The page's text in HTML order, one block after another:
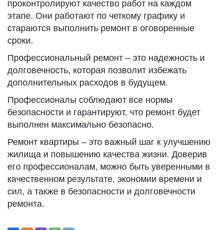
проконтролируют качество работ на каждом
этапе. Они работают по четкому графику и
стараются выполнить ремонт в оговоренные
сроки.
Профессиональный ремонт – это надежность и
долговечность, которая позволит избежать
дополнительных расходов в будущем.
Профессионалы соблюдают все нормы
безопасности и гарантируют, что ремонт будет
выполнен максимально безопасно.
Ремонт квартиры – это важный шаг к улучшению
жилища и повышению качества жизни. Доверив
его профессионалам, можно быть уверенными в
качественном результате, экономии времени и
сил, а также в безопасности и долговечности
ремонта.